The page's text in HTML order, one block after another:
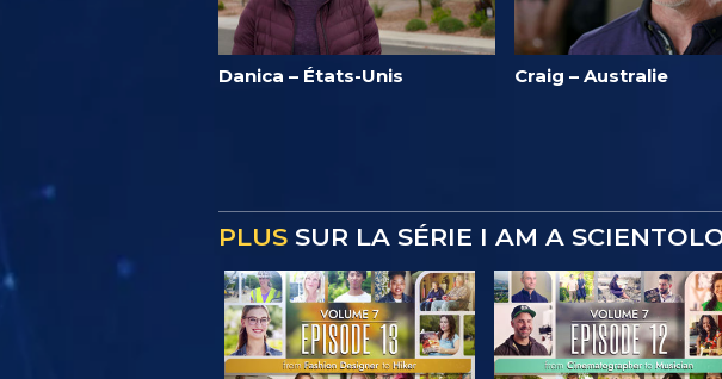
Danica – États-Unis Craig – Australie
PLUS SUR LA SÉRIE I AM A